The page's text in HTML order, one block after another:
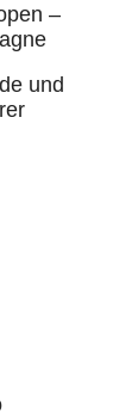
–
und